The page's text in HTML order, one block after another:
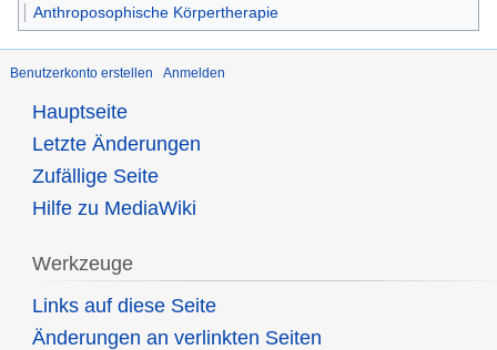
Anthroposophische Körpertherapie
Benutzerkonto erstellen Anmelden
Hauptseite
Letzte Änderungen
Zufällige Seite
Hilfe zu MediaWiki
Werkzeuge
Links auf diese Seite
Änderungen an verlinkten Seiten